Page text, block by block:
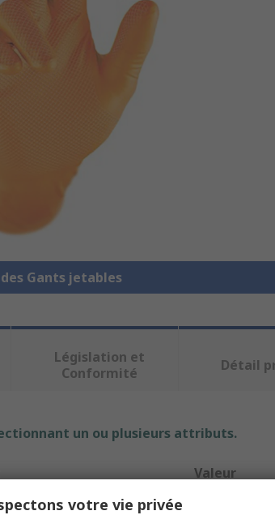
Gants jetables
Législation et
Conformité
Détail
un ou plusieurs attributs.
Valeur
votre vie privée